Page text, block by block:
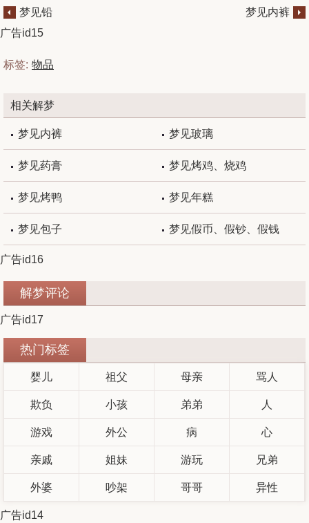
梦见铅
梦见内裤
广告id15
标签: 物品
相关解梦
梦见内裤 梦见玻璃
梦见药膏 梦见烤鸡、烧鸡
梦见烤鸭 梦见年糕
梦见包子 梦见假币、假钞、假钱
广告id16
解梦评论
广告id17
热门标签
婴儿 祖父 母亲 骂人
欺负 小孩 弟弟 人
游戏 外公 病 心
亲戚 姐妹 游玩 兄弟
外婆 吵架 哥哥 异性
广告id14